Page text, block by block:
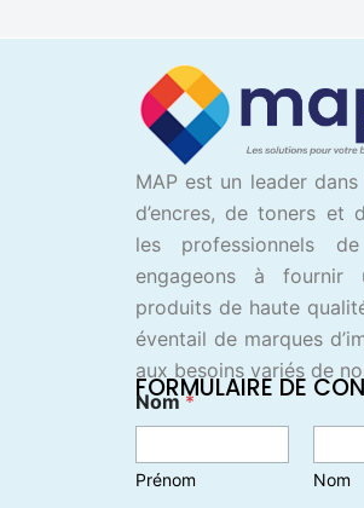
MAP est un leader
d’encres, de toners et
les professionnels
engageons à fournir
produits de haute
éventail de marques
aux besoins variés de
FORMULAIRE DE
Nom*
Prénom Nom